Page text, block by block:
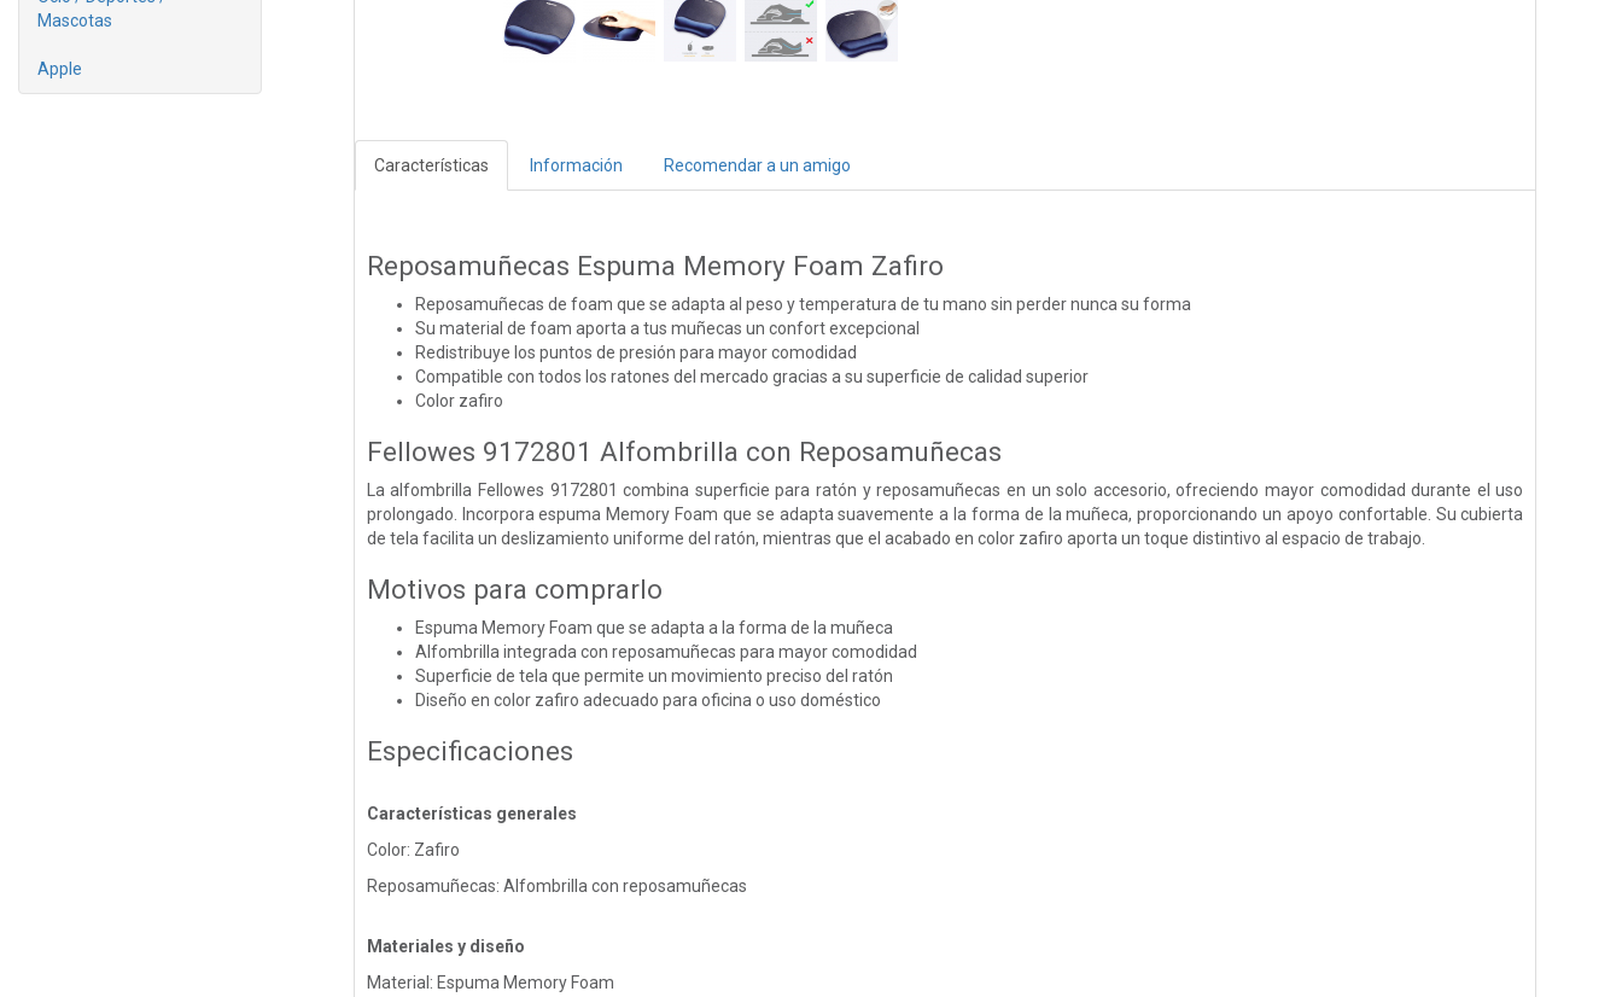
Mascotas
Apple
Características Información Recomendar a un amigo
Reposamuñecas Espuma Memory Foam Zafiro
Reposamuñecas de foam que se adapta al peso y temperatura de tu mano sin perder nunca su forma
Su material de foam aporta a tus muñecas un confort excepcional
Redistribuye los puntos de presión para mayor comodidad
Compatible con todos los ratones del mercado gracias a su superficie de calidad superior
Color zafiro
Fellowes 9172801 Alfombrilla con Reposamuñecas
La alfombrilla Fellowes 9172801 combina superficie para ratón y reposamuñecas en un solo accesorio, ofreciendo mayor comodidad durante el uso
prolongado. Incorpora espuma Memory Foam que se adapta suavemente a la forma de la muñeca, proporcionando un apoyo confortable. Su cubierta
de tela facilita un deslizamiento uniforme del ratón, mientras que el acabado en color zafiro aporta un toque distintivo al espacio de trabajo.
Motivos para comprarlo
Espuma Memory Foam que se adapta a la forma de la muñeca
Alfombrilla integrada con reposamuñecas para mayor comodidad
Superficie de tela que permite un movimiento preciso del ratón
Diseño en color zafiro adecuado para oficina o uso doméstico
Especificaciones
Características generales
Color: Zafiro
Reposamuñecas: Alfombrilla con reposamuñecas
Materiales y diseño
Material: Espuma Memory Foam